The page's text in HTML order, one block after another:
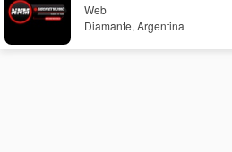
Web
Diamante, Argentina